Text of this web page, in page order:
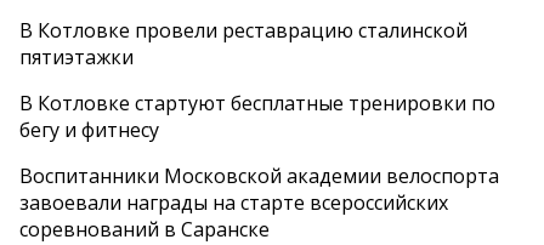
В Котловке провели реставрацию сталинской
пятиэтажки
В Котловке стартуют бесплатные тренировки по
бегу и фитнесу
Воспитанники Московской академии велоспорта
завоевали награды на старте всероссийских
соревнований в Саранске